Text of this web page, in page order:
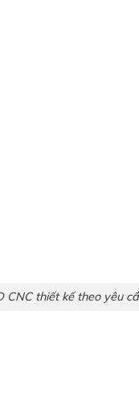
CNC thiết kế theo yêu